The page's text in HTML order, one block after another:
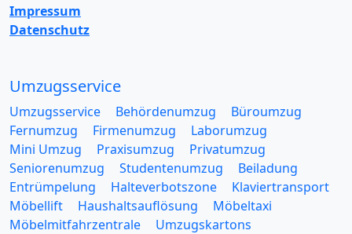
Impressum
Datenschutz
Umzugsservice
Umzugsservice Behördenumzug
Büroumzug
Fernumzug
Firmenumzug
Laborumzug
Mini Umzug
Praxisumzug
Privatumzug
Seniorenumzug
Studentenumzug
Beiladung
Entrümpelung
Halteverbotszone
Klaviertransport
Möbellift
Haushaltsauflösung
Möbeltaxi
Möbelmitfahrzentrale
Umzugskartons